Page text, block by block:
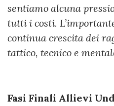
sentiamo alcuna
tutti i costi.
continua crescita dei
tattico, tecnico e
Fasi Finali Allievi